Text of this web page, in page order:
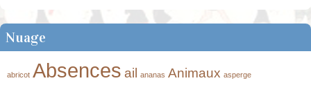
Nuage
abricot Absences ail ananas Animaux asperge